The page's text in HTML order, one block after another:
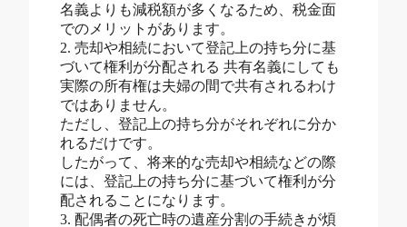
名義よりも減税額が多くなるため、税金面
でのメリットがあります。
2. 売却や相続において登記上の持ち分に基
づいて権利が分配される 共有名義にしても
実際の所有権は夫婦の間で共有されるわけ
ではありません。
ただし、登記上の持ち分がそれぞれに分か
れるだけです。
したがって、将来的な売却や相続などの際
には、登記上の持ち分に基づいて権利が分
配されることになります。
3. 配偶者の死亡時の遺産分割の手続きが煩